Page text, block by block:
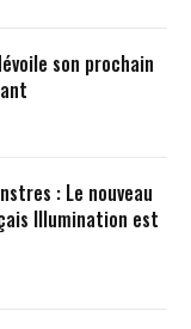
son prochain
: Le nouveau
Illumination est